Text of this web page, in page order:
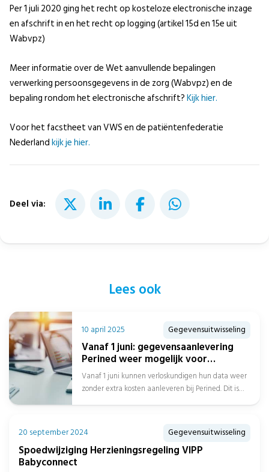
Per 1 juli 2020 ging het recht op kosteloze electronische inzage
en afschrift in en het recht op logging (artikel 15d en 15e uit
Wabvpz)
Meer informatie over de Wet aanvullende bepalingen
verwerking persoonsgegevens in de zorg (Wabvpz) en de
bepaling rondom het electronische afschrift?Kijk hier.
Voor het facstheet van VWS en de patiëntenfederatie
Nederlandkijk je hier.
Deel via:
Lees ook
10 april 2025 Gegevensuitwisseling
Vanaf 1 juni: gegevensaanlevering
Perined weer mogelijk voor
verloskundigen
Vanaf 1 juni kunnen verloskundigen hun data weer
zonder extra kosten aanleveren bij Perined. Dit is
20 september 2024 Gegevensuitwisseling
Spoedwijziging Herzieningsregeling VIPP
Babyconnect